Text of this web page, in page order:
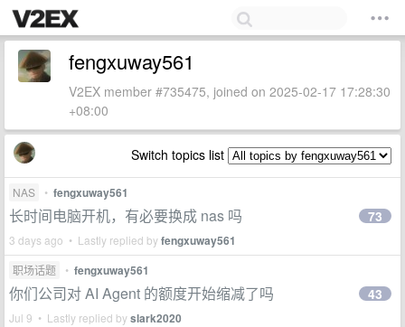
fengxuway561
V2EX member #735475, joined on 2025-02-17 17:28:30
+08:00
Switch topics list
NAS • fengxuway561
长时间电脑开机，有必要换成 nas 吗
3 days ago • Lastly replied byfengxuway561
73
职场话题 • fengxuway561
你们公司对 AI Agent 的额度开始缩减了吗
Jul 9 • Lastly replied byslark2020
43